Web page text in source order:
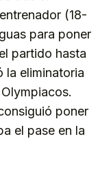
(18-
para poner
partido hasta
la eliminatoria
poner
el pase en la